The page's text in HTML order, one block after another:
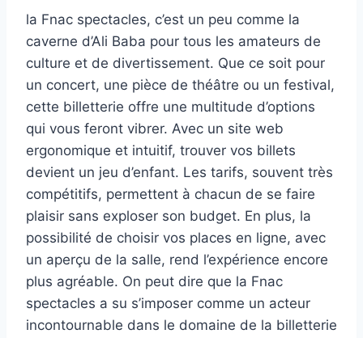
la Fnac spectacles, c’est un peu comme la
caverne d’Ali Baba pour tous les amateurs de
culture et de divertissement. Que ce soit pour
un concert, une pièce de théâtre ou un festival,
cette billetterie offre une multitude d’options
qui vous feront vibrer. Avec un site web
ergonomique et intuitif, trouver vos billets
devient un jeu d’enfant. Les tarifs, souvent très
compétitifs, permettent à chacun de se faire
plaisir sans exploser son budget. En plus, la
possibilité de choisir vos places en ligne, avec
un aperçu de la salle, rend l’expérience encore
plus agréable. On peut dire que la Fnac
spectacles a su s’imposer comme un acteur
incontournable dans le domaine de la billetterie